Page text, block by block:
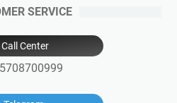
SERVICE
Center